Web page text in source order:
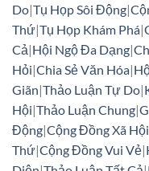
Do|Tụ Họp Sôi Động|
Thứ|Tụ Họp Khám Phá|
Cả|Hội Ngộ Đa Dạng|
Hỏi|Chia Sẻ Văn Hóa|
Giãn|Thảo Luận Tự Do|
Hội|Thảo Luận Chung|
Động|Cộng Đồng Xã Hội
Thứ|Cộng Đồng Vui Vẻ|